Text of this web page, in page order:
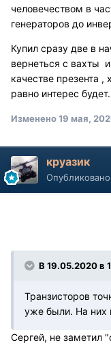
человечеством в
генераторов до
Купил сразу две в
вернеться с вахты
качестве презента
равно интерес будет.
Изменено19 мая,
круазик
Опубликовано
В 19.05.2020 в
Транзисторов
уже были. На них
Сергей, не заметил